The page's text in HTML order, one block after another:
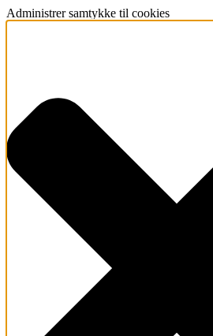
Administrer samtykke til cookies